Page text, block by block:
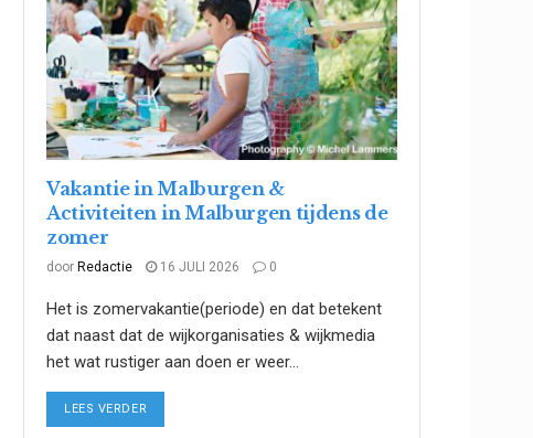
Vakantie in Malburgen &
Activiteiten in Malburgen tijdens de
zomer
door Redactie 16 JULI 2026 0
Het is zomervakantie(periode) en dat betekent
dat naast dat de wijkorganisaties & wijkmedia
het wat rustiger aan doen er weer...
LEES VERDER